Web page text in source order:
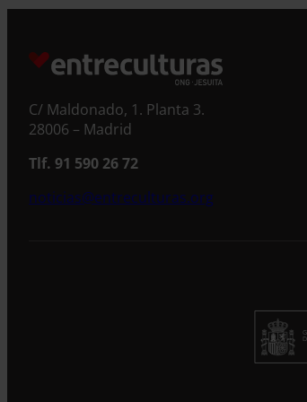
C/ Maldonado, 1. Planta 3.
28006 – Madrid
Tlf. 91 590 26 72
noticias@entreculturas.org